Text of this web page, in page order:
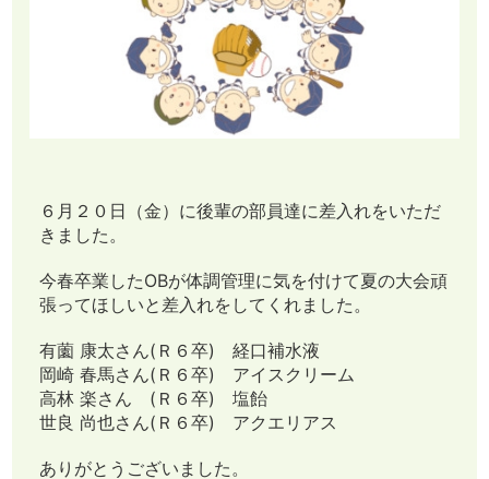
６月２０日（金）に後輩の部員達に差入れをいただ
きました。
今春卒業したOBが体調管理に気を付けて夏の大会頑
張ってほしいと差入れをしてくれました。
有薗 康太さん(Ｒ６卒) 経口補水液
岡崎 春馬さん(Ｒ６卒) アイスクリーム
高林 楽さん (Ｒ６卒) 塩飴
世良 尚也さん(Ｒ６卒) アクエリアス
ありがとうございました。